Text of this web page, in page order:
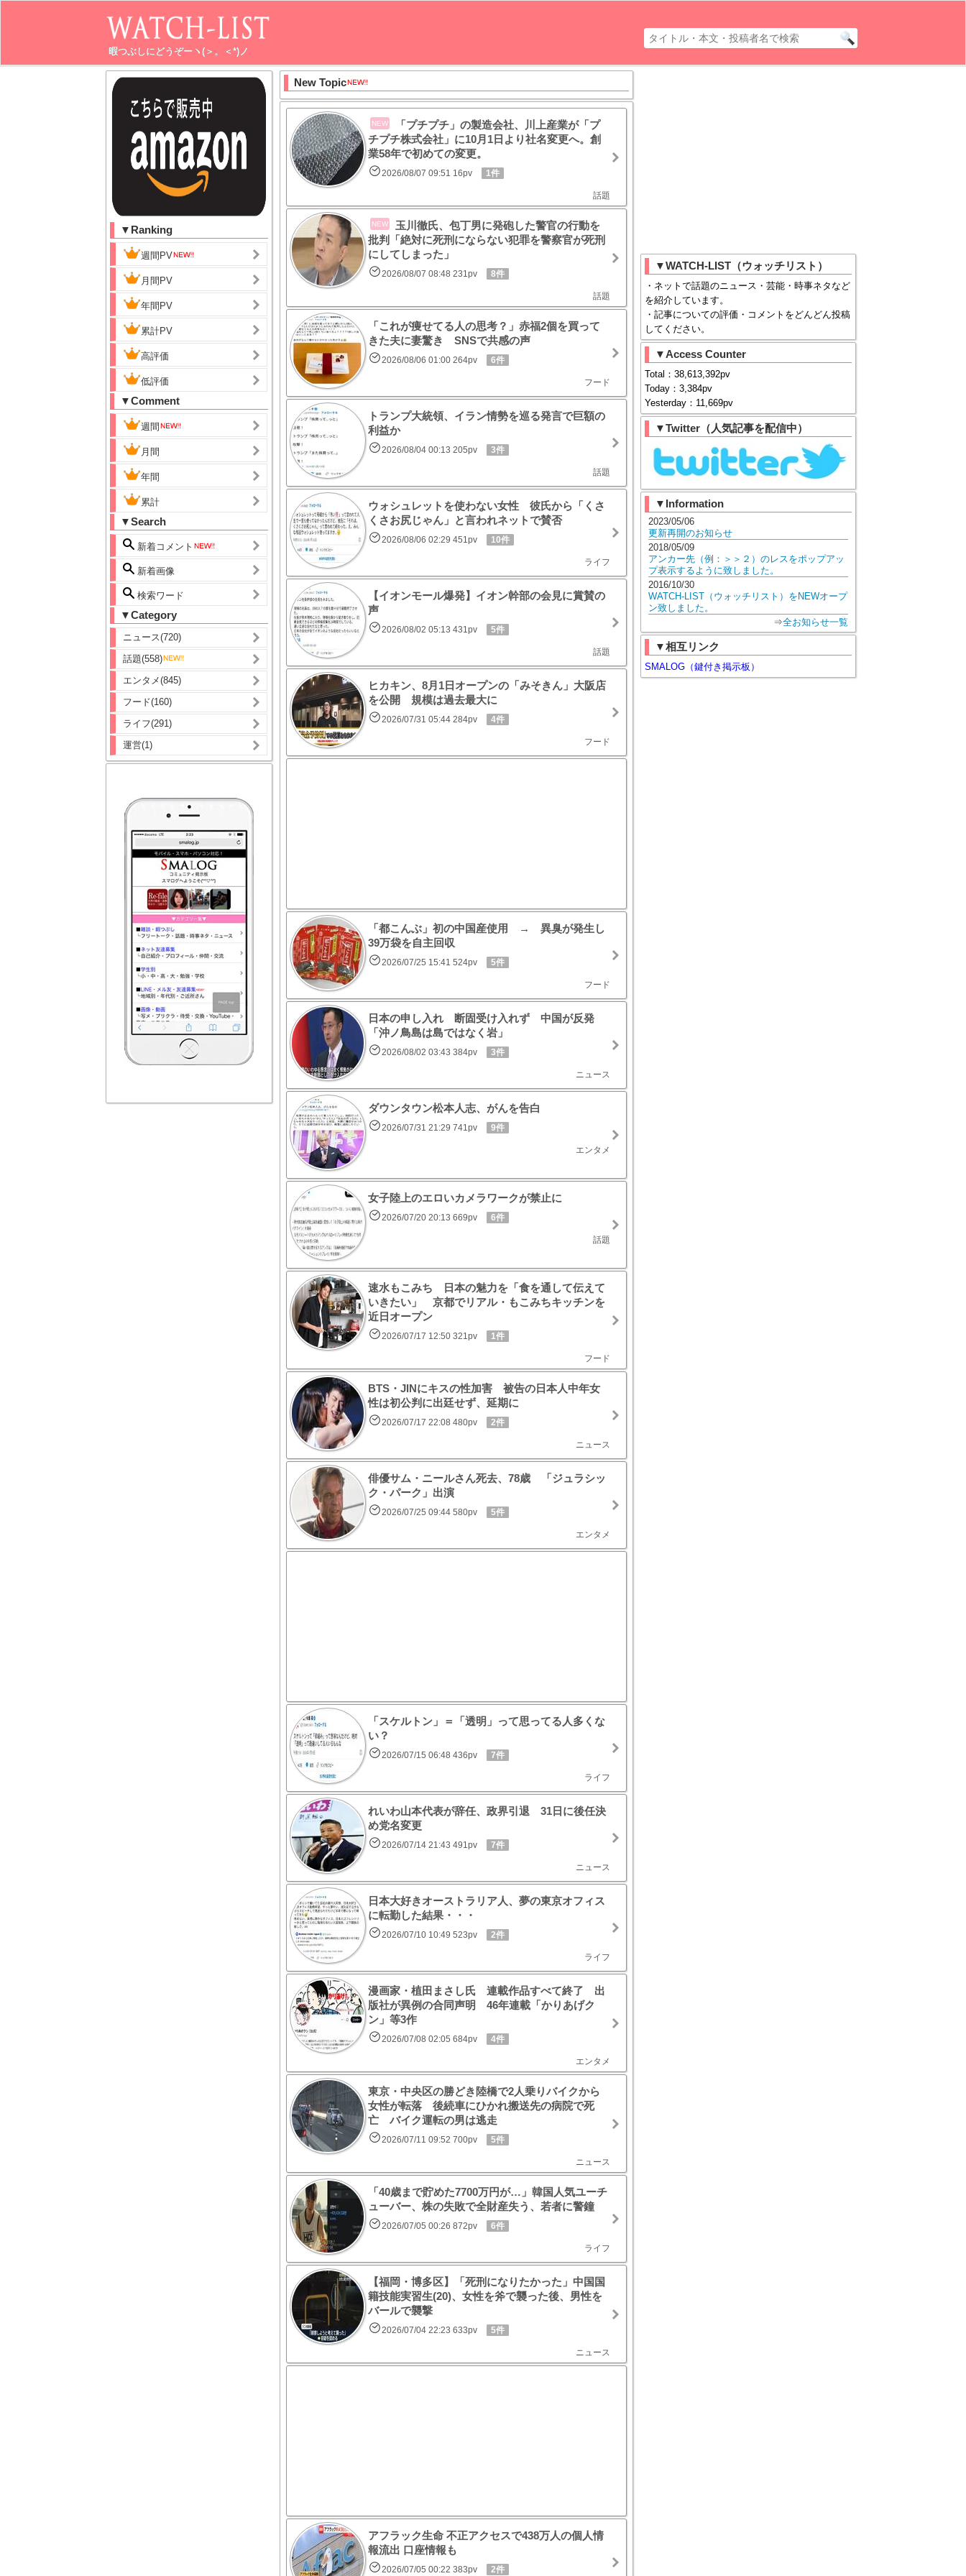
暇つぶしにどうぞーヽ(＞。＜*)ノ
▼Ranking
週間PV
月間PV
年間PV
累計PV
高評価
低評価
▼Comment
週間
月間
年間
累計
▼Search
新着コメント
新着画像
検索ワード
▼Category
ニュース(720)
話題(558)
エンタメ(845)
フード(160)
ライフ(291)
運営(1)
New Topic
NEW
「プチプチ」の製造会社、川上産業が「プ
チプチ株式会社」に10月1日より社名変更へ。創
業58年で初めての変更。
2026/08/07 09:51 16pv 1件
話題
NEW
玉川徹氏、包丁男に発砲した警官の行動を
批判「絶対に死刑にならない犯罪を警察官が死刑
にしてしまった」
2026/08/07 08:48 231pv 8件
話題
「これが痩せてる人の思考？」赤福2個を買って
きた夫に妻驚き SNSで共感の声
2026/08/06 01:00 264pv 6件
フード
トランプ大統領、イラン情勢を巡る発言で巨額の
利益か
2026/08/04 00:13 205pv 3件
話題
ウォシュレットを使わない女性 彼氏から「くさ
くさお尻じゃん」と言われネットで賛否
2026/08/06 02:29 451pv 10件
ライフ
【イオンモール爆発】イオン幹部の会見に賞賛の
声
2026/08/02 05:13 431pv 5件
話題
ヒカキン、8月1日オープンの「みそきん」大阪店
を公開 規模は過去最大に
2026/07/31 05:44 284pv 4件
フード
「都こんぶ」初の中国産使用 → 異臭が発生し
39万袋を自主回収
2026/07/25 15:41 524pv 5件
フード
日本の申し入れ 断固受け入れず 中国が反発
「沖ノ鳥島は島ではなく岩」
2026/08/02 03:43 384pv 3件
ニュース
ダウンタウン松本人志、がんを告白
2026/07/31 21:29 741pv 9件
エンタメ
女子陸上のエロいカメラワークが禁止に
2026/07/20 20:13 669pv 6件
話題
速水もこみち 日本の魅力を「食を通して伝えて
いきたい」 京都でリアル・もこみちキッチンを
近日オープン
2026/07/17 12:50 321pv 1件
フード
BTS・JINにキスの性加害 被告の日本人中年女
性は初公判に出廷せず、延期に
2026/07/17 22:08 480pv 2件
ニュース
俳優サム・ニールさん死去、78歳 「ジュラシッ
ク・パーク」出演
2026/07/25 09:44 580pv 5件
エンタメ
「スケルトン」＝「透明」って思ってる人多くな
い？
2026/07/15 06:48 436pv 7件
ライフ
れいわ山本代表が辞任、政界引退 31日に後任決
め党名変更
2026/07/14 21:43 491pv 7件
ニュース
日本大好きオーストラリア人、夢の東京オフィス
に転勤した結果・・・
2026/07/10 10:49 523pv 2件
ライフ
漫画家・植田まさし氏 連載作品すべて終了 出
版社が異例の合同声明 46年連載「かりあげク
ン」等3作
2026/07/08 02:05 684pv 4件
エンタメ
東京・中央区の勝どき陸橋で2人乗りバイクから
女性が転落 後続車にひかれ搬送先の病院で死
亡 バイク運転の男は逃走
2026/07/11 09:52 700pv 5件
ニュース
「40歳まで貯めた7700万円が…」韓国人気ユーチ
ューバー、株の失敗で全財産失う、若者に警鐘
2026/07/05 00:26 872pv 6件
ライフ
【福岡・博多区】「死刑になりたかった」中国国
籍技能実習生(20)、女性を斧で襲った後、男性を
バールで襲撃
2026/07/04 22:23 633pv 5件
ニュース
アフラック生命 不正アクセスで438万人の個人情
報流出 口座情報も
2026/07/05 00:22 383pv 2件
▼WATCH-LIST（ウォッチリスト）
・ネットで話題のニュース・芸能・時事ネタなど
を紹介しています。
・記事についての評価・コメントをどんどん投稿
してください。
▼Access Counter
Total：38,613,392pv
Today：3,384pv
Yesterday：11,669pv
▼Twitter（人気記事を配信中）
▼Information
2023/05/06
更新再開のお知らせ
2018/05/09
アンカー先（例：＞＞２）のレスをポップアッ
プ表示するように致しました。
2016/10/30
WATCH-LIST（ウォッチリスト）をNEWオープ
ン致しました。
⇒全お知らせ一覧
▼相互リンク
SMALOG（鍵付き掲示板）